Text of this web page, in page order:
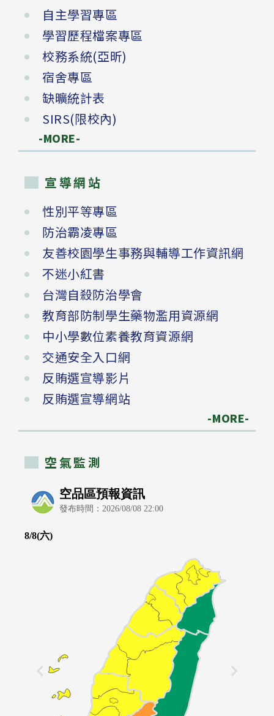
自主學習專區
學習歷程檔案專區
校務系統(亞昕)
宿舍專區
缺曠統計表
SIRS(限校內)
-MORE-
宣導網站
性別平等專區
防治霸凌專區
友善校園學生事務與輔導工作資訊網
不迷小紅書
台灣自殺防治學會
教育部防制學生藥物濫用資源網
中小學數位素養教育資源網
交通安全入口網
反賄選宣導影片
反賄選宣導網站
-MORE-
空氣監測